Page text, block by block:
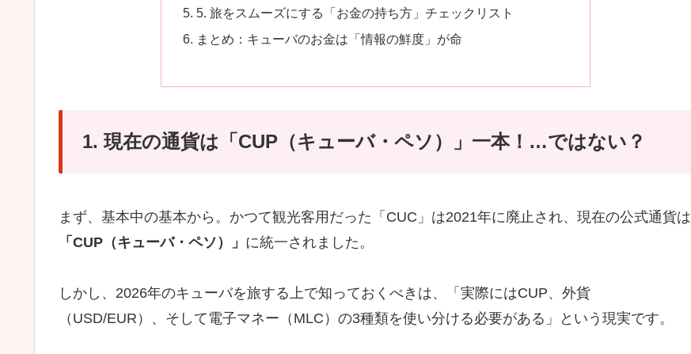
5. 旅をスムーズにする「お金の持ち方」チェックリスト
まとめ：キューバのお金は「情報の鮮度」が命
1. 現在の通貨は「CUP（キューバ・ペソ）」一本！…ではない？
まず、基本中の基本から。かつて観光客用だった「CUC」は2021年に廃止され、現在の公式通貨は
「CUP（キューバ・ペソ）」 に統一されました。
しかし、2026年のキューバを旅する上で知っておくべきは、「実際にはCUP、外貨
（USD/EUR）、そして電子マネー（MLC）の3種類を使い分ける必要がある」という現実です。